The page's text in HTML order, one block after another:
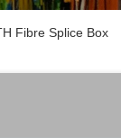
Fibre Splice Box